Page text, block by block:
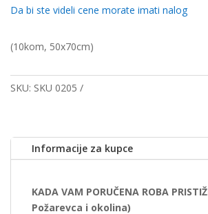
Da bi ste videli cene morate imati nalog
(10kom, 50x70cm)
SKU: SKU 0205
Informacije za kupce
KADA VAM PORUČENA ROBA
Požarevca i okolina)